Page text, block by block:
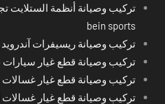
تركيب وصيانة أنظمة الستلايت
bein sports
تركيب وصيانة ريسيفرات
تركيب وصيانة قطع غيار سيارات
تركيب وصيانة قطع غيار غسالات
تركيب وصيانة قطع غيار